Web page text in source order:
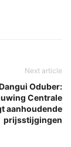
Next article
Oduber:
Centrale
aanhoudende
prijsstijgingen